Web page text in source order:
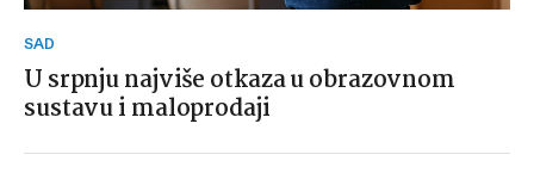
SAD
U srpnju najviše otkaza u obrazovnom
sustavu i maloprodaji